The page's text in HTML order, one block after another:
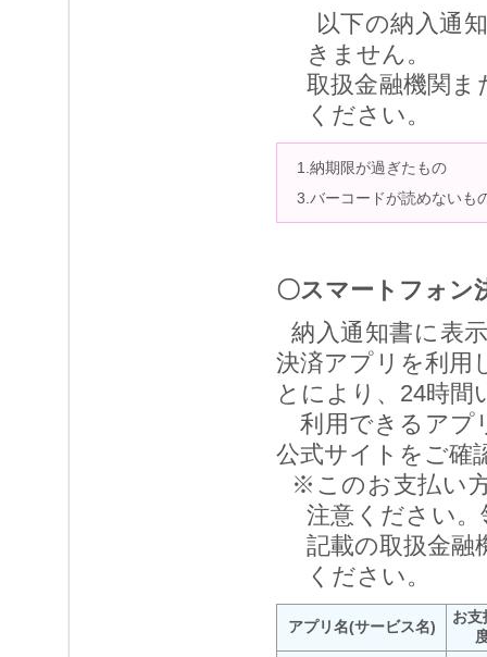
以下の納入通
きません。
取扱金融機関
ください。
1.納期限が過ぎたもの
3.バーコードが読めないも
〇スマートフォン
納入通知書に表
決済アプリを利用
とにより、24時
利用できるアプ
公式サイトをご確
※このお支払い
注意ください
記載の取扱金
ください。
アプリ名(サービス名)
お支